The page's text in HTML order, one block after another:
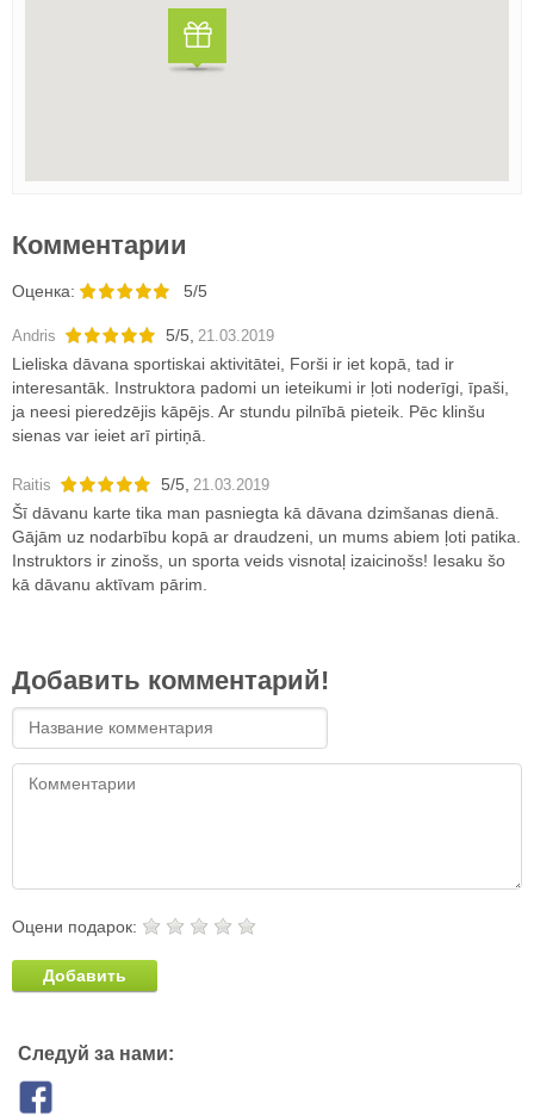
Комментарии
Oценка: 5/5
Andris 5/5 21.03.2019
Lieliska dāvana sportiskai aktivitātei, Forši ir iet kopā, tad ir
interesantāk. Instruktora padomi un ieteikumi ir ļoti noderīgi, īpaši,
ja neesi pieredzējis kāpējs. Ar stundu pilnībā pieteik. Pēc klinšu
sienas var ieiet arī pirtiņā.
Raitis 5/5 21.03.2019
Šī dāvanu karte tika man pasniegta kā dāvana dzimšanas dienā.
Gājām uz nodarbību kopā ar draudzeni, un mums abiem ļoti patika.
Instruktors ir zinošs, un sporta veids visnotaļ izaicinošs! Iesaku šo
kā dāvanu aktīvam pārim.
Добавить комментарий!
Оцени подарок:
Добавить
Следуй за нами: